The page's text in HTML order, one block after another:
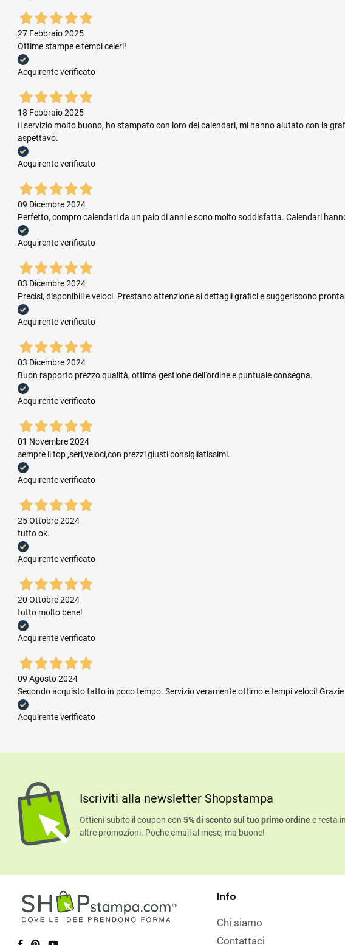
27 Febbraio 2025
Ottime stampe e tempi celeri!
Acquirente verificato
18 Febbraio 2025
Il servizio molto buono, ho stampato con loro dei calendari, mi hanno aiutato con la
aspettavo.
Acquirente verificato
09 Dicembre 2024
Perfetto, compro calendari da un paio di anni e sono molto soddisfatta. Calendari
Acquirente verificato
03 Dicembre 2024
Precisi, disponibili e veloci. Prestano attenzione ai dettagli grafici e suggeriscono
Acquirente verificato
03 Dicembre 2024
Buon rapporto prezzo qualità, ottima gestione dell'ordine e puntuale consegna.
Acquirente verificato
01 Novembre 2024
sempre il top ,seri,veloci,con prezzi giusti consigliatissimi.
Acquirente verificato
25 Ottobre 2024
tutto ok.
Acquirente verificato
20 Ottobre 2024
tutto molto bene!
Acquirente verificato
09 Agosto 2024
Secondo acquisto fatto in poco tempo. Servizio veramente ottimo e tempi veloci!
Acquirente verificato
Iscriviti alla newsletter Shopstampa
Ottieni subito il coupon con 5% di sconto sul tuo primo ordinee resta
altre promozioni. Poche email al mese, ma buone!
Info
Chi siamo
Contattaci